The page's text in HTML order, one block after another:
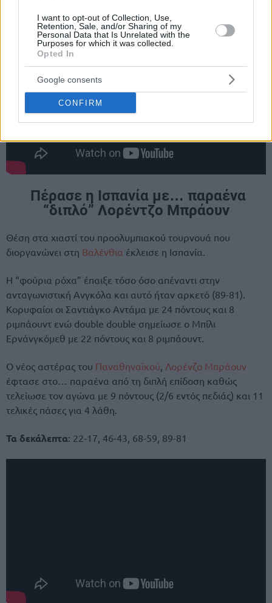
I want to opt-out of Collection, Use,
Retention, Sale, and/or Sharing of my
Personal Data that Is Unrelated with the
Purposes for which it was collected.
Opted In
Google consents
CONFIRM
Πέρασε η Ισπανία με… παραένα
“διπλό” Λορέντζο Μπράουν
Θέση στα χιαστί του προολυμπιακού τουρνουά που
διοργανώνει στη Βαλένθια έκλεισε η Ισπανία.
Η “φούρια ρόχα” έπαιξε τόσο όσο απέναντι στην
ανταγωνιστική Ανγκόλα και αυτό ήταν αρκετό (89-81).
Κορυφαίοι οι Σαντιάγκο Αντάμα με 24 πόντους και 8
ριμπάουντ ενώ double double σημείωσε ο Μπίλι
Ερνάνγκόμεθ με 22 πόντους και 8 ριμπάουντ.
Ο νέος αστέρας του Παναθηναϊκού, Λορένζο Μπράουν
έφτασε στο… παραένα από τη διπλή επίδοση καθώς
τελείωσε τον αγώνα με 9 πόντους (2/6 εντός πεδιάς) και 11
τελικές πάσες για 4 λάθη.
Τα δεκάλεπτα: 22-17, 46-43, 68-59, 89-81